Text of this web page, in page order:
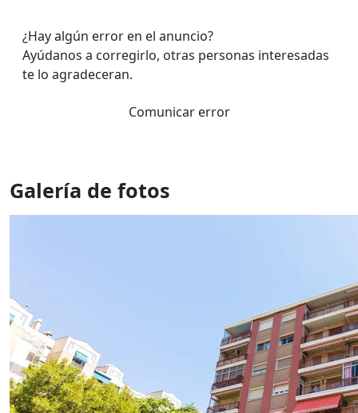
¿Hay algún error en el anuncio?
Ayúdanos a corregirlo, otras personas interesadas
te lo agradeceran.
Comunicar error
Galería de fotos